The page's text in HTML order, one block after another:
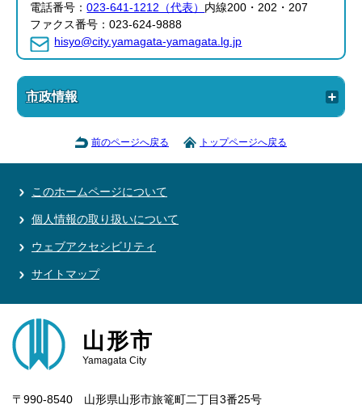
電話番号：023-641-1212（代表） 内線200・202・207
ファクス番号：023-624-9888
hisyo@city.yamagata-yamagata.lg.jp
市政情報
前のページへ戻る トップページへ戻る
このホームページについて
個人情報の取り扱いについて
ウェブアクセシビリティ
サイトマップ
山形市
Yamagata City
〒990-8540 山形県山形市旅篭町二丁目3番25号